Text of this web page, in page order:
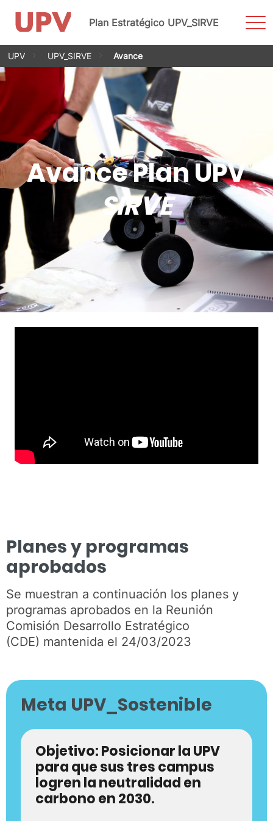
Saltar
contenido
Plan Estratégico UPV_SIRVE
UPV UPV_SIRVE Avance
Avance Plan UPV
SIRVE
Planes y programas
aprobados
Se muestran a continuación los planes y
programas aprobados en la Reunión
Comisión Desarrollo Estratégico
(CDE) mantenida el 24/03/2023
Meta UPV_Sostenible
Objetivo: Posicionar la UPV
para que sus tres campus
logren la neutralidad en
carbono en 2030.